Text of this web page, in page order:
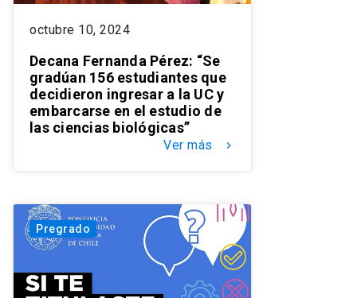
octubre 10, 2024
Decana Fernanda Pérez: “Se
gradúan 156 estudiantes que
decidieron ingresar a la UC y
embarcarse en el estudio de
las ciencias biológicas”
Ver más keyboard_arrow_right
Pregrado